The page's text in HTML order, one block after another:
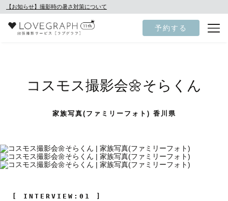
【お知らせ】撮影時の暑さ対策について
予約する
コスモス撮影会🌼そらくん
家族写真(ファミリーフォト) 香川県
[ INTERVIEW:01 ]